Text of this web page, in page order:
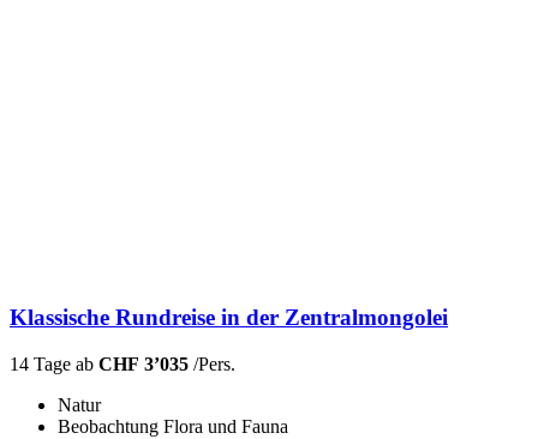
Klassische Rundreise in der Zentralmongolei
14 Tage ab CHF 3’035 /Pers.
Natur
Beobachtung Flora und Fauna